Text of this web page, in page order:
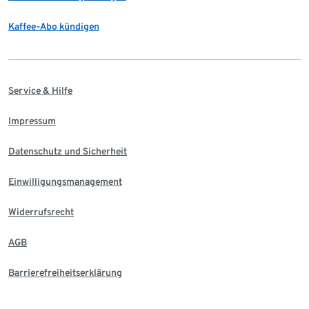
Kaffee-Abo kündigen
Service & Hilfe
Impressum
Datenschutz und Sicherheit
Einwilligungsmanagement
Widerrufsrecht
AGB
Barrierefreiheitserklärung